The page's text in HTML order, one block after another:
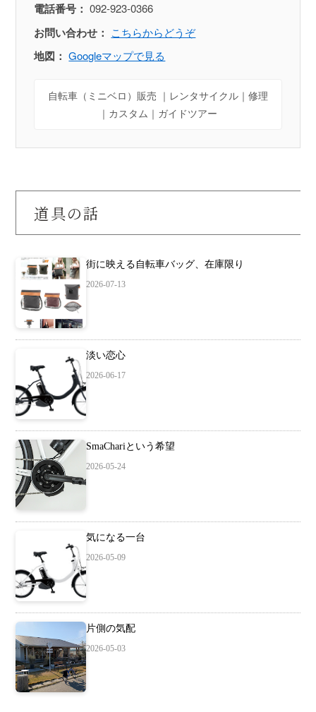
電話番号： 092-923-0366
お問い合わせ： こちらからどうぞ
地図： Googleマップで見る
自転車（ミニベロ）販売 ｜レンタサイクル｜修理
｜カスタム｜ガイドツアー
道具の話
街に映える自転車バッグ、在庫限り
2026-07-13
淡い恋心
2026-06-17
SmaChariという希望
2026-05-24
気になる一台
2026-05-09
片側の気配
2026-05-03